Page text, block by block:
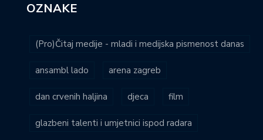
OZNAKE
(Pro)Čitaj medije - mladi i medijska pismenost danas
ansambl lado arena zagreb
dan crvenih haljina djeca film
glazbeni talenti i umjetnici ispod radara